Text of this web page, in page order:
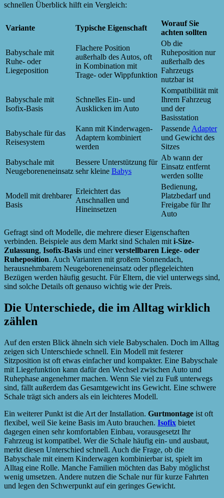
schnellen Überblick hilft ein Vergleich:
Variante Typische Eigenschaft
Worauf Sie
achten sollten
Babyschale mit
Ruhe- oder
Liegeposition
Flachere Position
außerhalb des Autos, oft
in Kombination mit
Trage- oder Wippfunktion
Ob die
Ruheposition nur
außerhalb des
Fahrzeugs
nutzbar ist
Babyschale mit
Isofix-Basis
Schnelles Ein- und
Ausklicken im Auto
Kompatibilität mit
Ihrem Fahrzeug
und der
Basisstation
Babyschale für das
Reisesystem
Kann mit Kinderwagen-
Adaptern kombiniert
werden
Passende Adapter
und Gewicht des
Sitzes
Babyschale mit
Neugeboreneneinsatz
Bessere Unterstützung für
sehr kleine Babys
Ab wann der
Einsatz entfernt
werden sollte
Modell mit drehbarer
Basis
Erleichtert das
Anschnallen und
Hineinsetzen
Bedienung,
Platzbedarf und
Freigabe für Ihr
Auto
Gefragt sind oft Modelle, die mehrere dieser Eigenschaften
verbinden. Beispiele aus dem Markt sind Schalen mit i-Size-
Zulassung, Isofix-Basis und einerverstellbaren Liege- oder
Ruheposition. Auch Varianten mit großem Sonnendach,
herausnehmbarem Neugeboreneneinsatz oder pflegeleichten
Bezügen werden häufig gesucht. Für Eltern, die viel unterwegs sind,
sind solche Details oft genauso wichtig wie der Preis.
Die Unterschiede, die im Alltag wirklich
zählen
Auf den ersten Blick ähneln sich viele Babyschalen. Doch im Alltag
zeigen sich Unterschiede schnell. Ein Modell mit festerer
Sitzposition ist oft etwas einfacher und kompakter. Eine Babyschale
mit Liegefunktion kann dafür den Wechsel zwischen Auto und
Ruhephase angenehmer machen. Wenn Sie viel zu Fuß unterwegs
sind, fällt außerdem das Gesamtgewicht ins Gewicht. Eine schwere
Schale trägt sich anders als ein leichteres Modell.
Ein weiterer Punkt ist die Art der Installation. Gurtmontage ist oft
flexibel, weil Sie keine Basis im Auto brauchen. Isofix bietet
dagegen einen sehr komfortablen Einbau, vorausgesetzt Ihr
Fahrzeug ist kompatibel. Wer die Schale häufig ein- und ausbaut,
merkt diesen Unterschied schnell. Auch die Frage, ob die
Babyschale mit einem Kinderwagen kombinierbar ist, spielt im
Alltag eine Rolle. Manche Familien möchten das Baby möglichst
wenig umsetzen. Andere nutzen die Schale nur für kurze Fahrten
und legen den Schwerpunkt auf ein geringes Gewicht.